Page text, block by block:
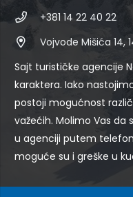
+381 14 22 40 22
Vojvode Mišića 14,
Sajt turističke agencije
karaktera. Iako
postoji mogućnost
važećih. Molimo Vas
u agenciji putem
moguće su i greške u